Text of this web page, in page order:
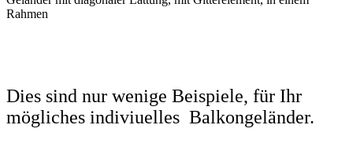
Rahmen
Dies sind nur wenige Beispiele, für Ihr
mögliches indiviuelles Balkongeländer.